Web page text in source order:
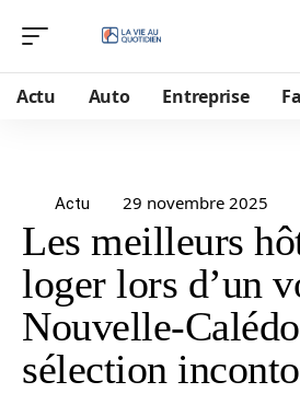
Actu Auto Entreprise
Actu 29 novembre 2025
Les meilleurs
loger lors d’un
Nouvelle-
sélection